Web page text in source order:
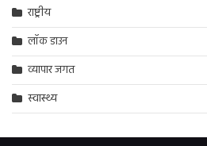
राष्ट्रीय
लॉक डाउन
व्यापार जगत
स्वास्थ्य